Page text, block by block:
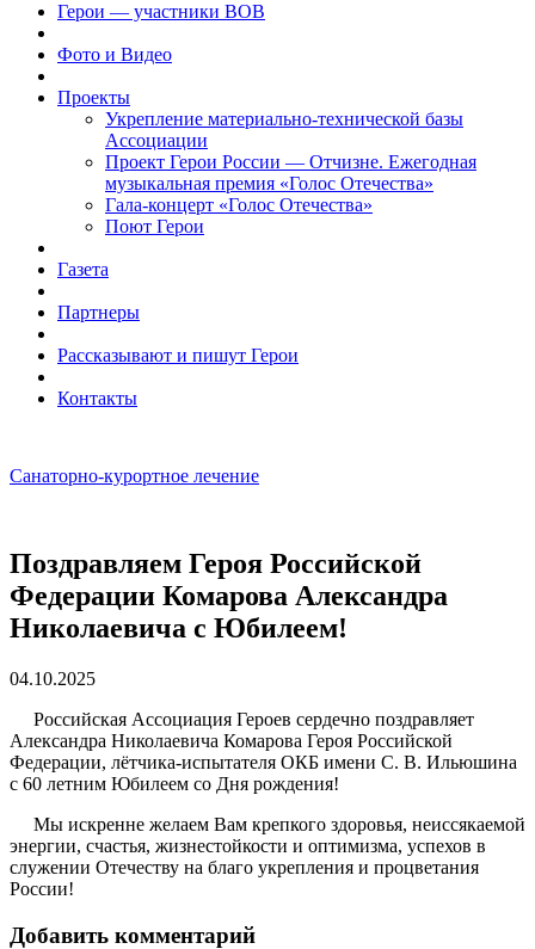
Герои — участники ВОВ
Фото и Видео
Проекты
Укрепление материально-технической базы
Ассоциации
Проект Герои России — Отчизне. Ежегодная
музыкальная премия «Голос Отечества»
Гала-концерт «Голос Отечества»
Поют Герои
Газета
Партнеры
Рассказывают и пишут Герои
Контакты
Санаторно-курортное лечение
Поздравляем Героя Российской
Федерации Комарова Александра
Николаевича с Юбилеем!
04.10.2025
Российская Ассоциация Героев сердечно поздравляет
Александра Николаевича Комарова Героя Российской
Федерации, лётчика-испытателя ОКБ имени С. В. Ильюшина
с 60 летним Юбилеем со Дня рождения!
Мы искренне желаем Вам крепкого здоровья, неиссякаемой
энергии, счастья, жизнестойкости и оптимизма, успехов в
служении Отечеству на благо укрепления и процветания
России!
Добавить комментарий